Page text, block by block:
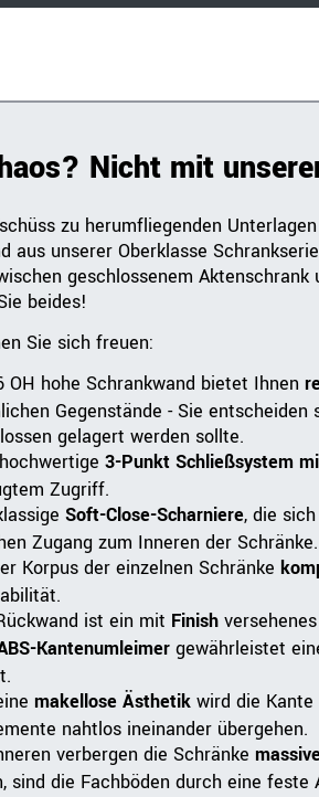
Nicht mit
zu herumfliegenden
aus unserer Oberklasse
geschlossenem
beides!
Sie sich freuen:
OH hohe Schrankwand bietet Ihnen
Gegenstände - Sie
gelagert werden sollte.
3-Punkt Schließsystem
Zugriff.
Soft-Close-Scharniere, die
Zugang zum Inneren der Schränke.
Korpus der einzelnen Schränke
ist ein mit Finish
Kantenumleimer gewährleistet
makellose Ästhetik wird die
nahtlos ineinander übergehen.
verbergen die Schränke
sind die Fachböden durch eine